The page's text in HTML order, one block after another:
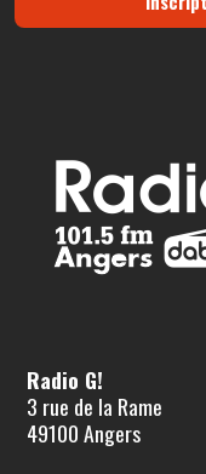
Radio G!
3 rue de la Rame
49100 Angers